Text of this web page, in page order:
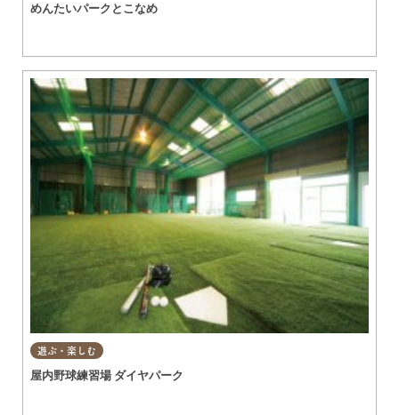
めんたいパークとこなめ
遊ぶ・楽しむ
屋内野球練習場 ダイヤパーク